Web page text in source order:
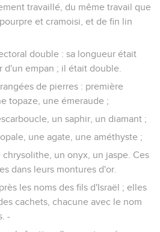
travaillé, du même travail que
et cramoisi, et de fin lin
double : sa longueur était
d'un empan ; il était double.
de pierres : première
topaze, une émeraude ;
un saphir, un diamant ;
une agate, une améthyste ;
un onyx, un jaspe. Ces
dans leurs montures d'or.
les noms des fils d'Israël ; elles
cachets, chacune avec le nom
-